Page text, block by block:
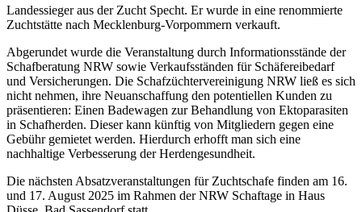
Landessieger aus der Zucht Specht. Er wurde in eine renommierte
Zuchtstätte nach Mecklenburg-Vorpommern verkauft.
Abgerundet wurde die Veranstaltung durch Informationsstände der
Schafberatung NRW sowie Verkaufsständen für Schäfereibedarf
und Versicherungen. Die Schafzüchtervereinigung NRW ließ es sich
nicht nehmen, ihre Neuanschaffung den potentiellen Kunden zu
präsentieren: Einen Badewagen zur Behandlung von Ektoparasiten
in Schafherden. Dieser kann künftig von Mitgliedern gegen eine
Gebühr gemietet werden. Hierdurch erhofft man sich eine
nachhaltige Verbesserung der Herdengesundheit.
Die nächsten Absatzveranstaltungen für Zuchtschafe finden am 16.
und 17. August 2025 im Rahmen der NRW Schaftage in Haus